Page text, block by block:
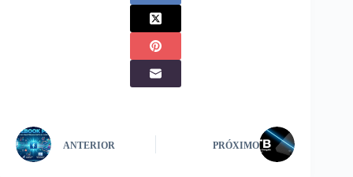
ANTERIOR PRÓXIMO